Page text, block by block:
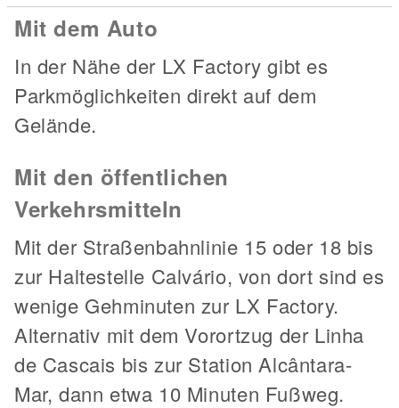
Mit dem Auto
In der Nähe der LX Factory gibt es
Parkmöglichkeiten direkt auf dem
Gelände.
Mit den öffentlichen
Verkehrsmitteln
Mit der Straßenbahnlinie 15 oder 18 bis
zur Haltestelle Calvário, von dort sind es
wenige Gehminuten zur LX Factory.
Alternativ mit dem Vorortzug der Linha
de Cascais bis zur Station Alcântara-
Mar, dann etwa 10 Minuten Fußweg.